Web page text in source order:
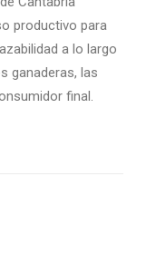
productivo para
a lo largo
ganaderas, las
final.